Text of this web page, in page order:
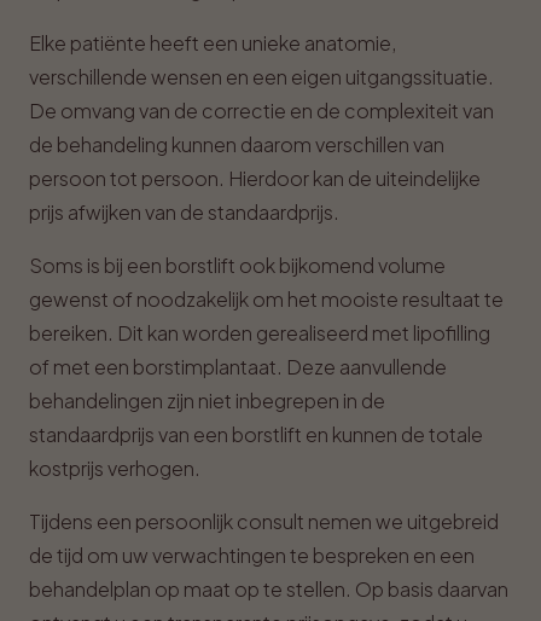
Elke patiënte heeft een unieke anatomie,
verschillende wensen en een eigen uitgangssituatie.
De omvang van de correctie en de complexiteit van
de behandeling kunnen daarom verschillen van
persoon tot persoon. Hierdoor kan de uiteindelijke
prijs afwijken van de standaardprijs.
Soms is bij een borstlift ook bijkomend volume
gewenst of noodzakelijk om het mooiste resultaat te
bereiken. Dit kan worden gerealiseerd met lipofilling
of met een borstimplantaat. Deze aanvullende
behandelingen zijn niet inbegrepen in de
standaardprijs van een borstlift en kunnen de totale
kostprijs verhogen.
Tijdens een persoonlijk consult nemen we uitgebreid
de tijd om uw verwachtingen te bespreken en een
behandelplan op maat op te stellen. Op basis daarvan